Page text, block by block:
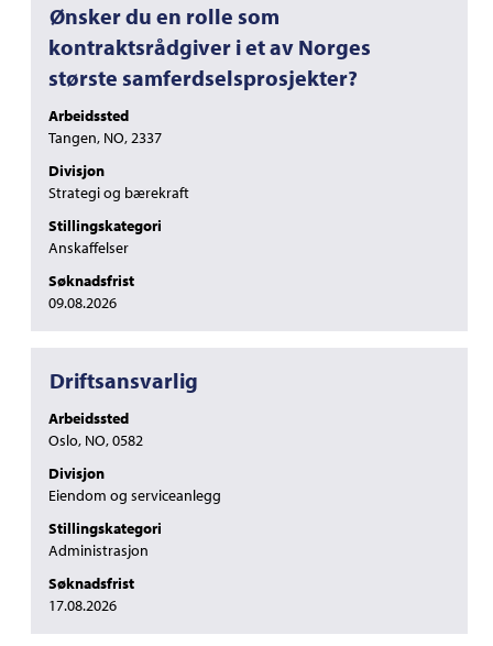
Tittel
Ønsker du en rolle som
kontraktsrådgiver i et av Norges
største samferdselsprosjekter?
Arbeidssted
Tangen, NO, 2337
Divisjon
Strategi og bærekraft
Stillingskategori
Anskaffelser
Søknadsfrist
09.08.2026
Velg
mellomromstasten
for
vise
det
fullstendige
innholdet
jobbinformasjonen.
Tittel
Driftsansvarlig
Arbeidssted
Oslo, NO, 0582
Divisjon
Eiendom og serviceanlegg
Stillingskategori
Administrasjon
Søknadsfrist
17.08.2026
Velg
mellomromstasten
for
vise
det
fullstendige
innholdet
jobbinformasjonen.